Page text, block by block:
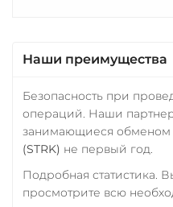
ERC20
ERC20 BEP20
SOL
Polygon
ARB
OP
BASE
Utopia USD (UUSD)
Наши преимущества
Безопасность при
операций. Наши
занимающиеся обменом
(STRK) не первый год.
Подробная статистика.
просмотрите всю